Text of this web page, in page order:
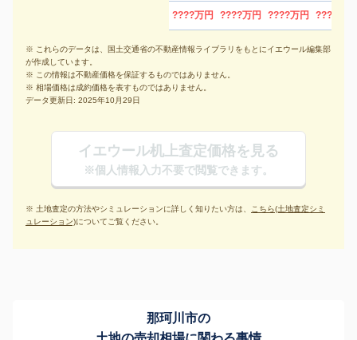
????万円 ????万円 ????万円 ????万円
※ これらのデータは、国土交通省の不動産情報ライブラリをもとにイエウール編集部
が作成しています。
※ この情報は不動産価格を保証するものではありません。
※ 相場価格は成約価格を表すものではありません。
データ更新日: 2025年10月29日
イエウール机上査定価格を見る
※個人情報入力不要で閲覧できます。
※ 土地査定の方法やシミュレーションに詳しく知りたい方は、 こちら(土地査定シミ
ュレーション)についてご覧ください。
那珂川市の